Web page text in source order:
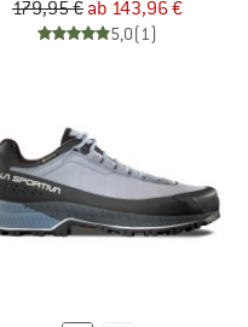
179,95 € ab 143,96 €
5,0(1)